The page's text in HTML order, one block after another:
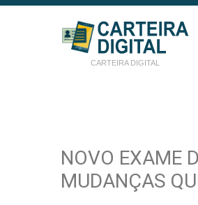
CARTEIRA DIGITAL
NOVO EXAME
MUDANÇAS